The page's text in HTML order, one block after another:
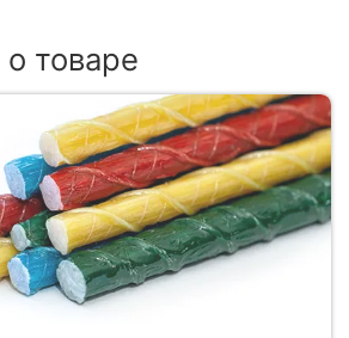
товаре